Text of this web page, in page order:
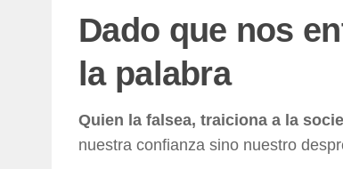
Dado que nos
la palabra
Quien la falsea, traiciona a la
nuestra confianza sino nuestro